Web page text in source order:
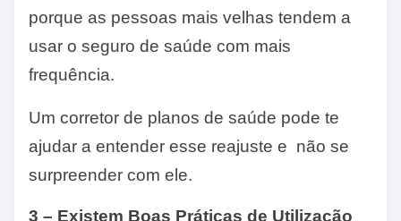
porque as pessoas mais velhas tendem a
usar o seguro de saúde com mais
frequência.
Um corretor de planos de saúde pode te
ajudar a entender esse reajuste e não se
surpreender com ele.
3 – Existem Boas Práticas de Utilização